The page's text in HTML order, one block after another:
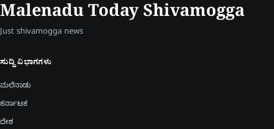
Malenadu Today Shivamogga
Just shivamogga news
ಸುದ್ದಿ ವಿಭಾಗಗಳು
ಮಲೆನಾಡು
ಕರ್ನಾಟಕ
ದೇಶ